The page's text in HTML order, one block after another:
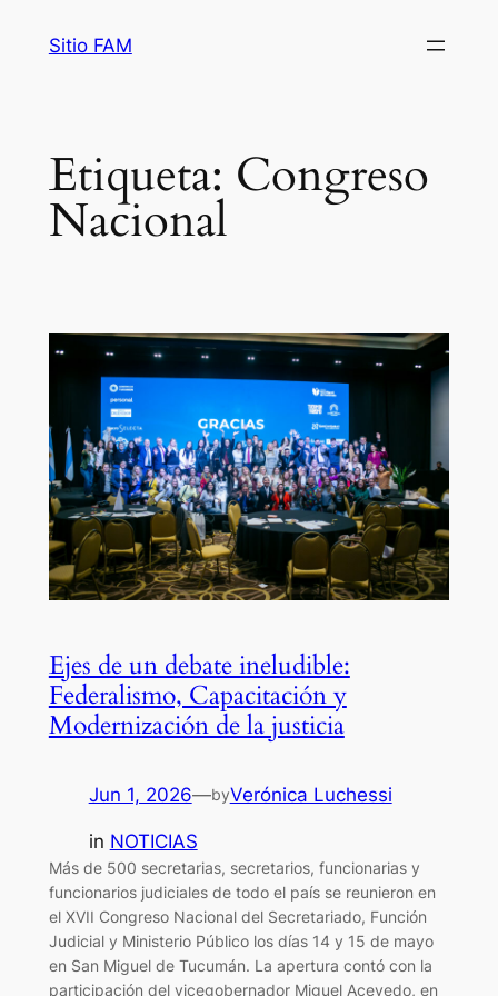
Sitio FAM
Etiqueta: Congreso
Nacional
Ejes de un debate ineludible:
Federalismo, Capacitación y
Modernización de la justicia
Jun 1, 2026—byVerónica Luchessi
in NOTICIAS
Más de 500 secretarias, secretarios, funcionarias y
funcionarios judiciales de todo el país se reunieron en
el XVII Congreso Nacional del Secretariado, Función
Judicial y Ministerio Público los días 14 y 15 de mayo
en San Miguel de Tucumán. La apertura contó con la
participación del vicegobernador Miguel Acevedo, en